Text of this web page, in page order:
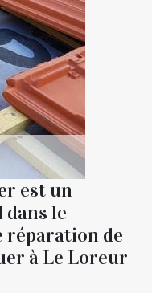
est un
le
réparation de
à Le Loreur